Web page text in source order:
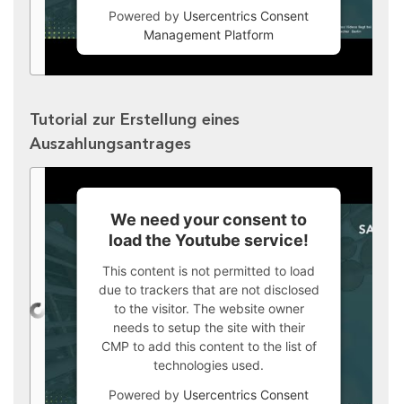
Powered by Usercentrics Consent
Management Platform
Tutorial zur Erstellung eines
Auszahlungsantrages
We need your consent to
load the Youtube service!
This content is not permitted to load
due to trackers that are not disclosed
to the visitor. The website owner
needs to setup the site with their
CMP to add this content to the list of
technologies used.
Powered by Usercentrics Consent